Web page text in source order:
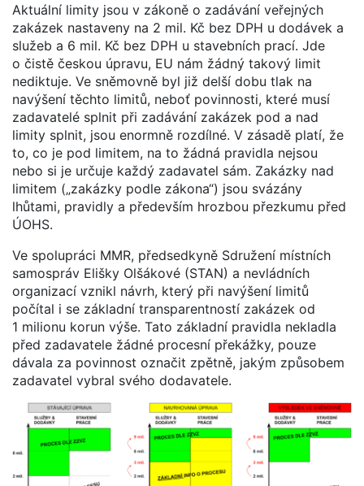
Aktuální limity jsou v zákoně o zadávání veřejných
zakázek nastaveny na 2 mil. Kč bez DPH u dodávek a
služeb a 6 mil. Kč bez DPH u stavebních prací. Jde
o čistě českou úpravu, EU nám žádný takový limit
nediktuje. Ve sněmovně byl již delší dobu tlak na
navýšení těchto limitů, neboť povinnosti, které musí
zadavatelé splnit při zadávání zakázek pod a nad
limity splnit, jsou enormně rozdílné. V zásadě platí, že
to, co je pod limitem, na to žádná pravidla nejsou
nebo si je určuje každý zadavatel sám. Zakázky nad
limitem („zakázky podle zákona“) jsou svázány
lhůtami, pravidly a především hrozbou přezkumu před
ÚOHS.
Ve spolupráci MMR, předsedkyně Sdružení místních
samospráv Elišky Olšákové (STAN) a nevládních
organizací vznikl návrh, který při navýšení limitů
počítal i se základní transparentností zakázek od
1 milionu korun výše. Tato základní pravidla nekladla
před zadavatele žádné procesní překážky, pouze
dávala za povinnost označit zpětně, jakým způsobem
zadavatel vybral svého dodavatele.